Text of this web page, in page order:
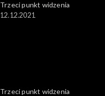
Trzeci punkt widzenia
12.12.2021
Trzeci punkt widzenia